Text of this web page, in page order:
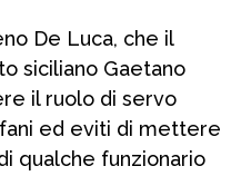
De Luca, che il
siciliano Gaetano
il ruolo di servo
ed eviti di mettere
qualche funzionario